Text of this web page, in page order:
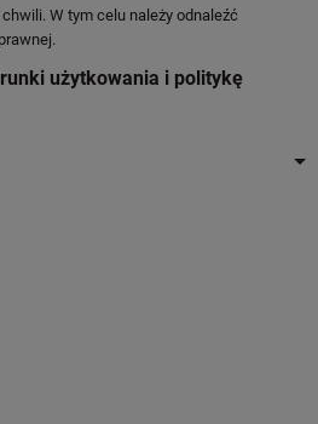
W tym celu należy odnaleźć
użytkowania i politykę